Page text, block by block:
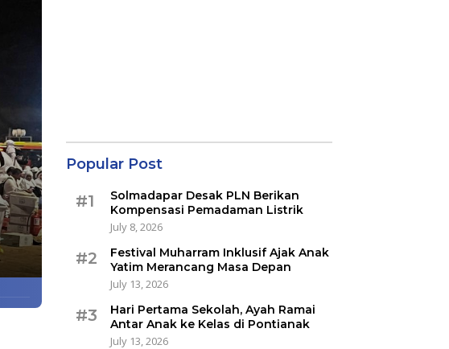
Popular Post
#1
Solmadapar Desak PLN Berikan
Kompensasi Pemadaman Listrik
July 8, 2026
#2
Festival Muharram Inklusif Ajak Anak
Yatim Merancang Masa Depan
July 13, 2026
#3
Hari Pertama Sekolah, Ayah Ramai
Antar Anak ke Kelas di Pontianak
July 13, 2026